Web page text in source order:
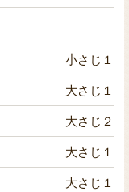
小さじ１
大さじ１
大さじ２
大さじ１
大さじ１